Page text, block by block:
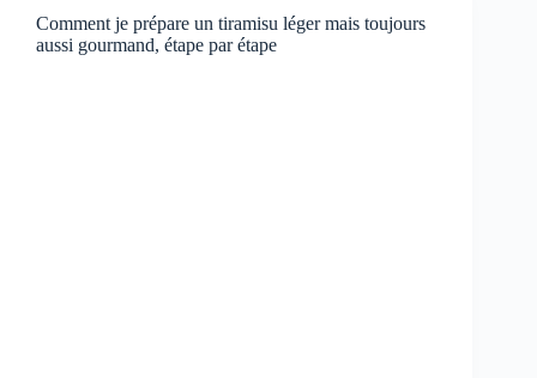
Comment je prépare un tiramisu léger mais toujours
aussi gourmand, étape par étape